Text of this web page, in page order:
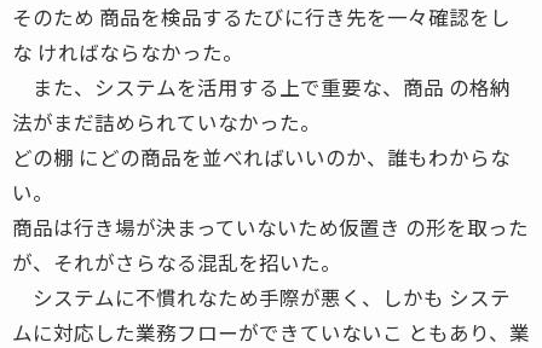
そのため 商品を検品するたびに行き先を一々確認をし
な ければならなかった。
また、システムを活用する上で重要な、商品 の格納
法がまだ詰められていなかった。
どの棚 にどの商品を並べればいいのか、誰もわからな
い。
商品は行き場が決まっていないため仮置き の形を取った
が、それがさらなる混乱を招いた。
システムに不慣れなため手際が悪く、しかも システ
ムに対応した業務フローができていないこ ともあり、業